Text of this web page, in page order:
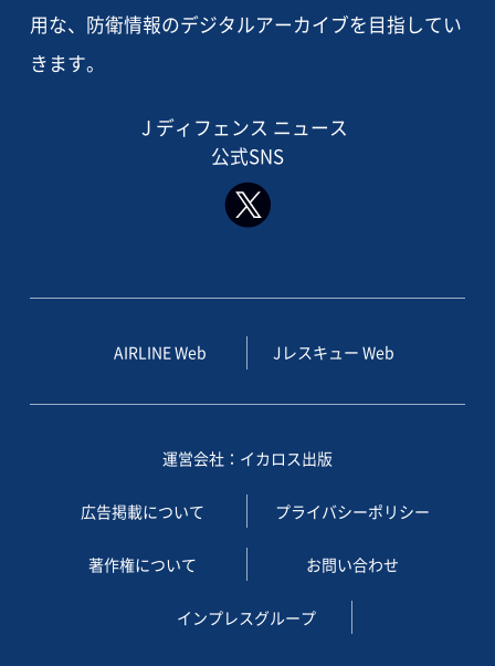
用な、防衛情報のデジタルアーカイブを目指してい
きます。
J ディフェンス ニュース
公式SNS
AIRLINE Web Jレスキュー Web
運営会社：イカロス出版
広告掲載について プライバシーポリシー
著作権について お問い合わせ
インプレスグループ